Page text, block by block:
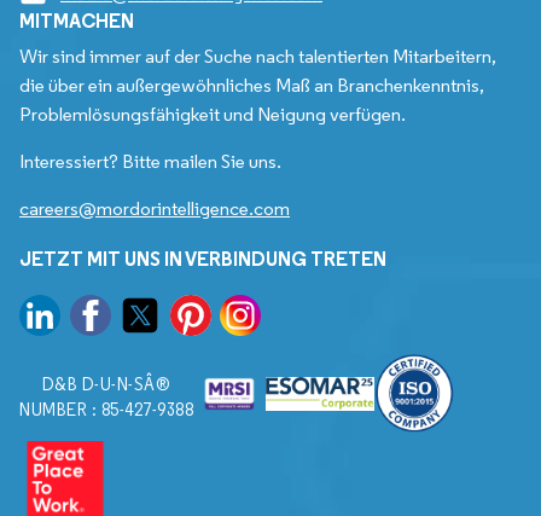
MITMACHEN
Wir sind immer auf der Suche nach talentierten Mitarbeitern,
die über ein außergewöhnliches Maß an Branchenkenntnis,
Problemlösungsfähigkeit und Neigung verfügen.
Interessiert? Bitte mailen Sie uns.
careers@mordorintelligence.com
JETZT MIT UNS IN VERBINDUNG TRETEN
D&B D-U-N-SÂ®
NUMBER : 85-427-9388